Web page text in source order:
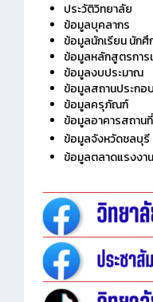
ประวัติวิทยาลัย
ข้อมูลบุคลากร
ข้อมูลนักเรียน นักศึ
ข้อมูลหลักสูตรการ
ข้อมูลงบประมาณ
ข้อมูลสถานประกอ
ข้อมูลครุภัณฑ์
ข้อมูลอาคารสถานที่
ข้อมูลจังหวัดชลบุรี
ข้อมูลตลาดแรงงา